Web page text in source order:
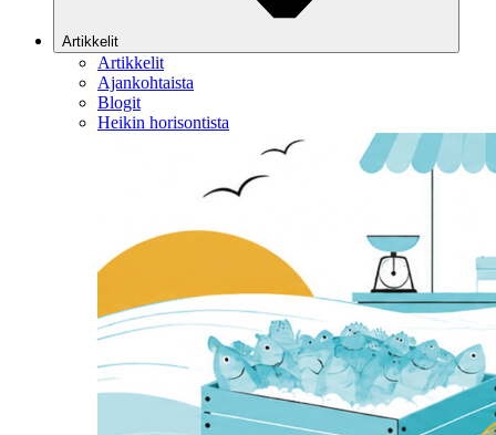
Artikkelit
Artikkelit
Ajankohtaista
Blogit
Heikin horisontista